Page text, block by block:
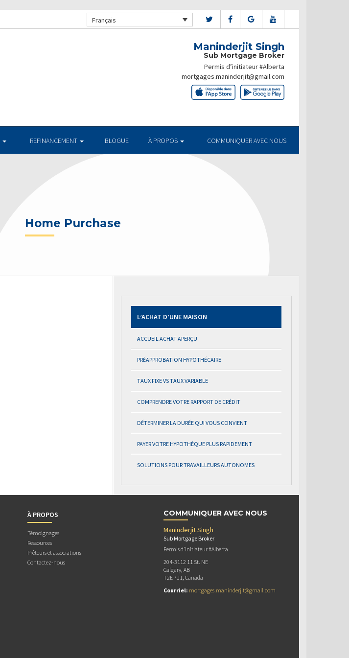
Français
Maninderjit Singh
Sub Mortgage Broker
Permis d’initiateur #Alberta
mortgages.maninderjit@gmail.com
REFINANCEMENT BLOGUE À PROPOS COMMUNIQUER AVEC NOUS
Home Purchase
L’ACHAT D’UNE MAISON
ACCUEIL ACHAT APERÇU
PRÉAPPROBATION HYPOTHÉCAIRE
TAUX FIXE VS TAUX VARIABLE
COMPRENDRE VOTRE RAPPORT DE CRÉDIT
DÉTERMINER LA DURÉE QUI VOUS CONVIENT
PAYER VOTRE HYPOTHÈQUE PLUS RAPIDEMENT
SOLUTIONS POUR TRAVAILLEURS AUTONOMES
À PROPOS
Témoignages
Ressources
Prêteurs et associations
Contactez-nous
COMMUNIQUER AVEC NOUS
Maninderjit Singh
Sub Mortgage Broker
Permis d’initiateur #Alberta
204-3112 11 St. NE
Calgary, AB
T2E 7J1, Canada
Courriel: mortgages.maninderjit@gmail.com